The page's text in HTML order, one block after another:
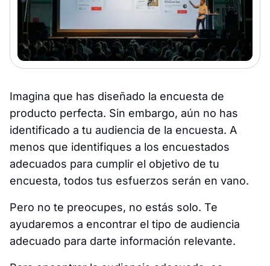
Imagina que has diseñado la encuesta de
producto perfecta. Sin embargo, aún no has
identificado a tu audiencia de la encuesta. A
menos que identifiques a los encuestados
adecuados para cumplir el objetivo de tu
encuesta, todos tus esfuerzos serán en vano.
Pero no te preocupes, no estás solo. Te
ayudaremos a encontrar el tipo de audiencia
adecuado para darte información relevante.